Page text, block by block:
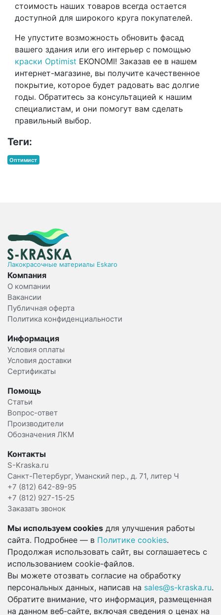
стоимость наших товаров всегда остается
доступной для широкого круга покупателей.
Не упустите возможность обновить фасад
вашего здания или его интерьер с помощью
краски Optimist EKONOMI! Заказав ее в нашем
интернет-магазине, вы получите качественное
покрытие, которое будет радовать вас долгие
годы. Обратитесь за консультацией к нашим
специалистам, и они помогут вам сделать
правильный выбор.
Теги:
Оптимист
Лакокрасочные материалы Eskaro
Компания
О компании
Вакансии
Публичная оферта
Политика конфиденциальности
Информация
Условия оплаты
Условия доставки
Сертификаты
Помощь
Статьи
Вопрос-ответ
Производители
Обозначения ЛКМ
Контакты
S-Kraska.ru
Санкт-Петербург, Уманский пер., д. 71, литер Ч
+7 (812) 642-89-95
+7 (812) 927-15-25
Заказать звонок
Мы используем cookies для улучшения работы
сайта. Подробнее — в Политике cookies.
Продолжая использовать сайт, вы соглашаетесь с
использованием cookie-файлов.
Вы можете отозвать согласие на обработку
персональных данных, написав на sales@s-kraska.ru.
Обратите внимание, что информация, размещенная
на данном веб-сайте, включая сведения о ценах на